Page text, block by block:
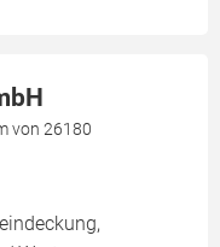
von 26180